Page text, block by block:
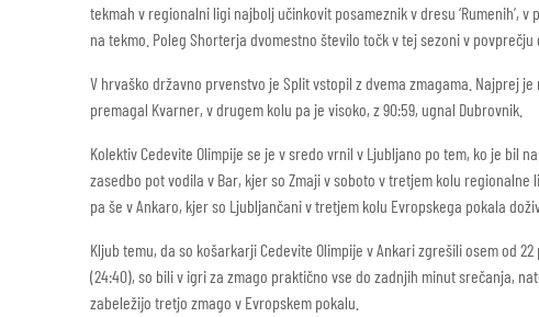
tekmah v regionalni ligi najbolj učinkovit posameznik v dresu ‘Rumenih’,
na tekmo. Poleg Shorterja dvomestno število točk v tej sezoni v povprečju
V hrvaško državno prvenstvo je Split vstopil z dvema zmagama. Najprej
premagal Kvarner, v drugem kolu pa je visoko, z 90:59, ugnal Dubrovnik.
Kolektiv Cedevite Olimpije se je v sredo vrnil v Ljubljano po tem, ko je bil
zasedbo pot vodila v Bar, kjer so Zmaji v soboto v tretjem kolu
pa še v Ankaro, kjer so Ljubljančani v tretjem kolu Evropskega pokala
Kljub temu, da so košarkarji Cedevite Olimpije v Ankari zgrešili osem od
(24:40), so bili v igri za zmago praktično vse do zadnjih minut srečanja,
zabeležijo tretjo zmago v Evropskem pokalu.